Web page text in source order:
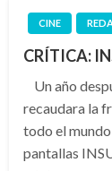
CINE
CRÍTICA:
Un año
recaudara la
todo el
pantallas